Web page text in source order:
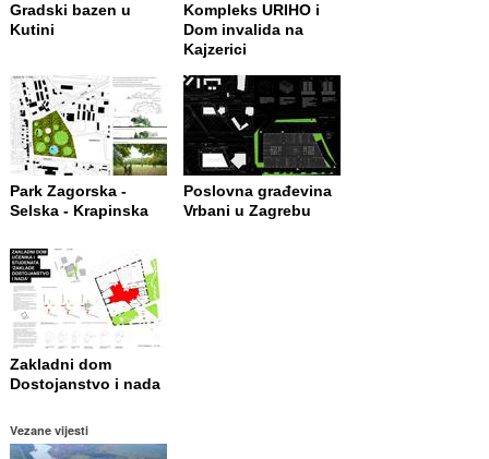
Gradski bazen u
Kutini
Kompleks URIHO i
Dom invalida na
Kajzerici
Park Zagorska -
Selska - Krapinska
Poslovna građevina
Vrbani u Zagrebu
Zakladni dom
Dostojanstvo i nada
Vezane vijesti